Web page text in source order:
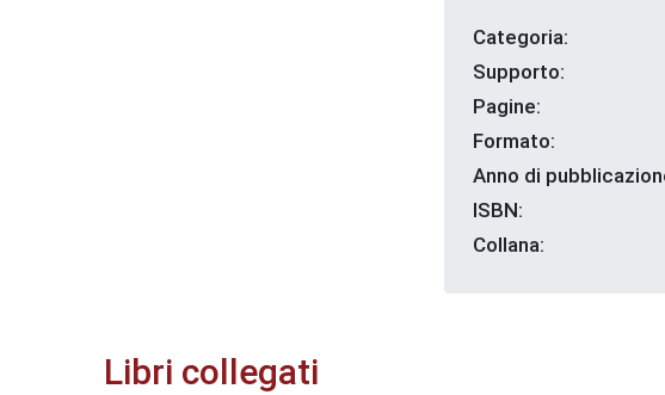
Categoria:
Supporto:
Pagine:
Formato:
Anno di
ISBN:
Collana:
Libri collegati